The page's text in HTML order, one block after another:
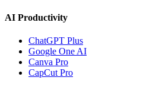
AI Productivity
ChatGPT Plus
Google One AI
Canva Pro
CapCut Pro